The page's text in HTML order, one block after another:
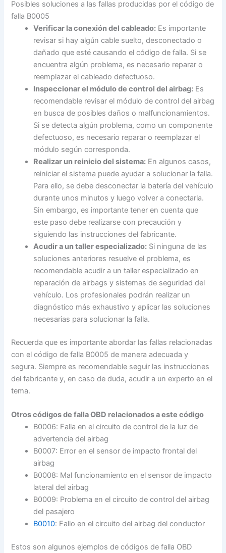
Posibles soluciones a las fallas producidas por el código de
falla B0005
Verificar la conexión del cableado: Es importante
revisar si hay algún cable suelto, desconectado o
dañado que esté causando el código de falla. Si se
encuentra algún problema, es necesario reparar o
reemplazar el cableado defectuoso.
Inspeccionar el módulo de control del airbag: Es
recomendable revisar el módulo de control del airbag
en busca de posibles daños o malfuncionamientos.
Si se detecta algún problema, como un componente
defectuoso, es necesario reparar o reemplazar el
módulo según corresponda.
Realizar un reinicio del sistema: En algunos casos,
reiniciar el sistema puede ayudar a solucionar la falla.
Para ello, se debe desconectar la batería del vehículo
durante unos minutos y luego volver a conectarla.
Sin embargo, es importante tener en cuenta que
este paso debe realizarse con precaución y
siguiendo las instrucciones del fabricante.
Acudir a un taller especializado: Si ninguna de las
soluciones anteriores resuelve el problema, es
recomendable acudir a un taller especializado en
reparación de airbags y sistemas de seguridad del
vehículo. Los profesionales podrán realizar un
diagnóstico más exhaustivo y aplicar las soluciones
necesarias para solucionar la falla.
Recuerda que es importante abordar las fallas relacionadas
con el código de falla B0005 de manera adecuada y
segura. Siempre es recomendable seguir las instrucciones
del fabricante y, en caso de duda, acudir a un experto en el
tema.
Otros códigos de falla OBD relacionados a este código
B0006: Falla en el circuito de control de la luz de
advertencia del airbag
B0007: Error en el sensor de impacto frontal del
airbag
B0008: Mal funcionamiento en el sensor de impacto
lateral del airbag
B0009: Problema en el circuito de control del airbag
del pasajero
B0010: Fallo en el circuito del airbag del conductor
Estos son algunos ejemplos de códigos de falla OBD